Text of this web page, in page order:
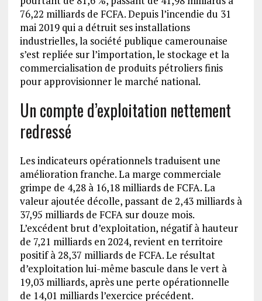
76,22 milliards de FCFA. Depuis l’incendie du 31
mai 2019 qui a détruit ses installations
industrielles, la société publique camerounaise
s’est repliée sur l’importation, le stockage et la
commercialisation de produits pétroliers finis
pour approvisionner le marché national.
Un compte d’exploitation nettement
redressé
Les indicateurs opérationnels traduisent une
amélioration franche. La marge commerciale
grimpe de 4,28 à 16,18 milliards de FCFA. La
valeur ajoutée décolle, passant de 2,43 milliards à
37,95 milliards de FCFA sur douze mois.
L’excédent brut d’exploitation, négatif à hauteur
de 7,21 milliards en 2024, revient en territoire
positif à 28,37 milliards de FCFA. Le résultat
d’exploitation lui-même bascule dans le vert à
19,03 milliards, après une perte opérationnelle
de 14,01 milliards l’exercice précédent.